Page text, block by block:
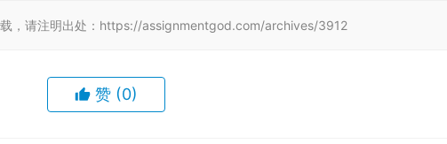
，请注明出处：https://assignmentgod.com/archives/3912
赞 (0)